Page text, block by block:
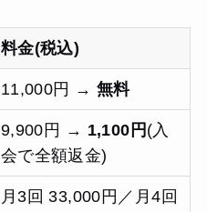
料金(税込)
11,000円 → 無料
9,900円 → 1,100円 (入
会で全額返金)
月3回 33,000円／月4回